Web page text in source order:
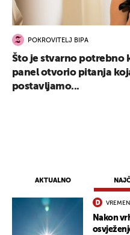
AKTUALNO
Nakon
POKROVITELJ BIPA
Što je stvarno potrebno
panel otvorio pitanja
postavljamo...